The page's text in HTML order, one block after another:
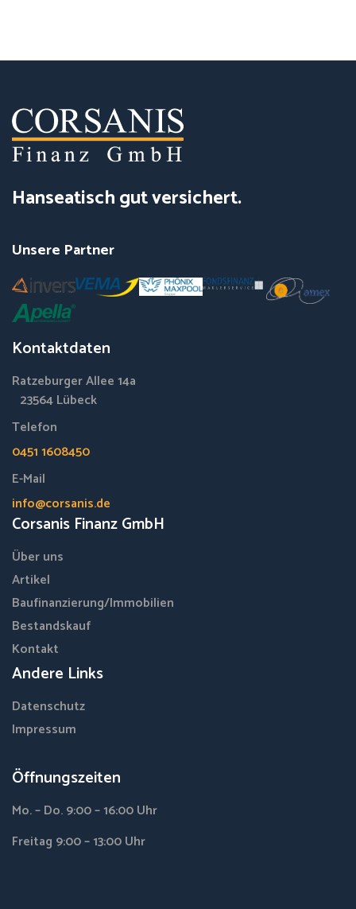
Hanseatisch gut versichert.
Unsere Partner
Kontaktdaten
Ratzeburger Allee 14a
23564 Lübeck
Telefon
0451 1608450
E-Mail
info@corsanis.de
Corsanis Finanz GmbH
Über uns
Artikel
Baufinanzierung/Immobilien
Bestandskauf
Kontakt
Andere Links
Datenschutz
Impressum
Öffnungszeiten
Mo. – Do. 9:00 – 16:00 Uhr
Freitag 9:00 – 13:00 Uhr